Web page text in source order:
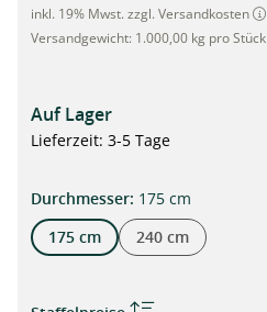
inkl. 19% Mwst. zzgl. Versandkosten
Versandgewicht: 1.000,00 kg pro Stück
Auf Lager
Lieferzeit: 3-5 Tage
Durchmesserauswählen
: 175 cm
175 cm
240 cm